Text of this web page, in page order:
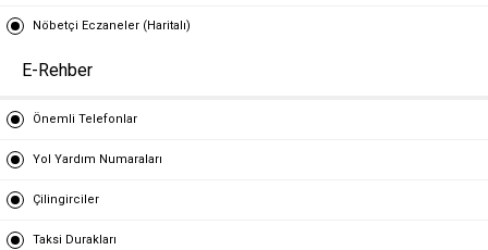
Nöbetçi Eczaneler (Haritalı)
E-Rehber
Önemli Telefonlar
Yol Yardım Numaraları
Çilingirciler
Taksi Durakları